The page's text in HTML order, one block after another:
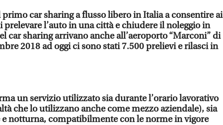
primo car sharing a flusso libero in Italia a consentire ai
l’auto in una città e chiudere il noleggio in
car sharing arrivano anche all’aeroporto “Marconi” di
2018 ad oggi ci sono stati 7.500 prelievi e rilasci in
un servizio utilizzato sia durante l’orario lavorativo
che lo utilizzano anche come mezzo aziendale), sia
e notturna, compatibilmente con le norme in vigore